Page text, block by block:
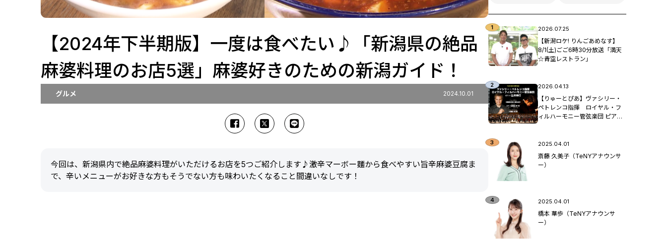
【2024年下半期版】一度は食べたい♪「新潟県の絶品
麻婆料理のお店5選」麻婆好きのための新潟ガイド！
グルメ 2024.10.01
今回は、新潟県内で絶品麻婆料理がいただけるお店を5つご紹介します♪激辛マーボー麵から食べやすい旨辛麻婆豆腐ま
で、辛いメニューがお好きな方もそうでない方も味わいたくなること間違いなしです！
2026.07.25
【新潟ロケ! りんごあめなす】
8/1(土)ごご6時30分放送「満天
☆青空レストラン」
2026.04.13
【りゅーとぴあ】ヴァシリー・
ペトレンコ指揮 ロイヤル・フ
ィルハーモニー管弦楽団 ピア
2025.04.01
斎藤 久美子（TeNYアナウンサ
ー）
2025.04.01
橋本 華歩（TeNYアナウンサ
ー）